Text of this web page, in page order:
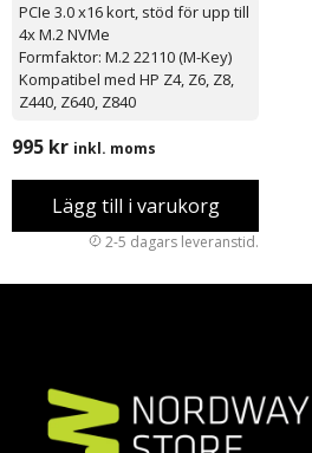
PCIe 3.0 x16 kort, stöd för upp till
4x M.2 NVMe
Formfaktor: M.2 22110 (M-Key)
Kompatibel med HP Z4, Z6, Z8,
Z440, Z640, Z840
995 kr inkl. moms
Lägg till i varukorg